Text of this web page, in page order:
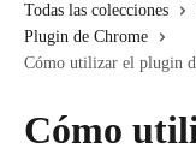
Todas las colecciones
Plugin de Chrome
Cómo utilizar el plugin
Cómo